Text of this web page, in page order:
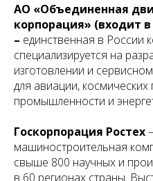
АО «Объединенная
корпорация» (входит
– единственная в России
специализируется на
изготовлении и
для авиации,
промышленности и
Госкорпорация Ростех
машиностроительная
свыше 800 научных и
в 60 регионах страны.